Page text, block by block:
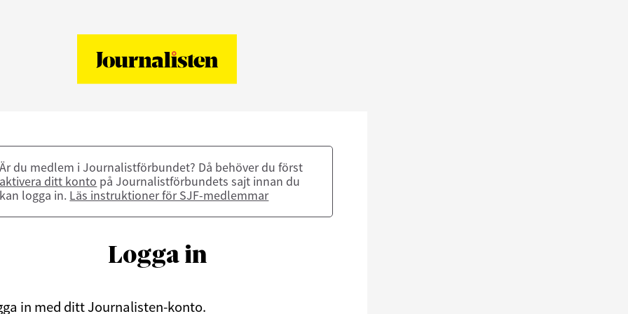
Är du medlem i Journalistförbundet? Då behöver du först
aktivera ditt konto på Journalistförbundets sajt innan du
kan logga in. Läs instruktioner för SJF-medlemmar
Logga in
in med ditt Journalisten-konto.